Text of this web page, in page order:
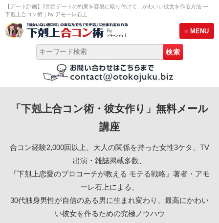
【デート計画】2回目デートの約束を容易に取り付けて、かわいい彼女を作る方法 ―
下剋上合コン術｜by アモーレ石上
≡ MENU
プロ合コン幹事養成講座 説明会
サービス案内
恋愛プロフィール
「下剋上合コン術・彼女作り」無料メール
講座
合コン経験2,000回以上、大人の関係を持った女性3ケタ、TV
出演・雑誌掲載多数、
『下剋上恋愛のプロコーチが教える モテる戦略』著者・アモ
ーレ石上による、
30代独身男性が自信のある男に生まれ変わり、最高にかわい
い彼女を作るための究極ノウハウ